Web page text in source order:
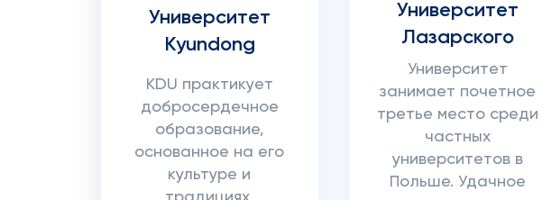
Университет
Kyundong
KDU практикует
добросердечное
образование,
основанное на его
культуре и
Университет
Лазарского
Университет
занимает почетное
третье место среди
частных
университетов в
Польше. Удачное